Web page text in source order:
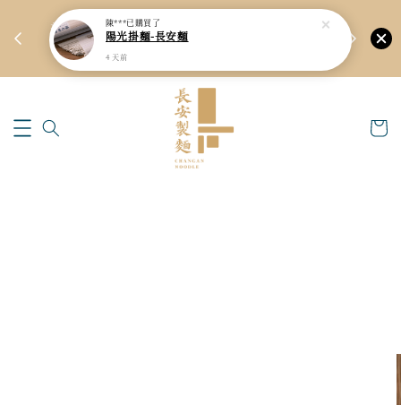
🏆
新會員9折優惠！會員單筆滿$2999享95折！
新品上架
陳***已購買了
陽光掛麵-長安麵
4 天前